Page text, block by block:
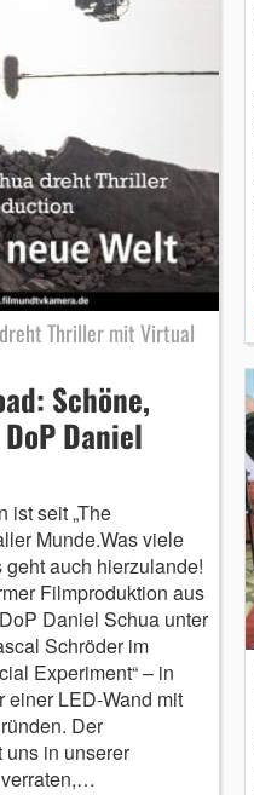
Thriller mit Virtual
Schöne,
Daniel
ist seit „The
Munde.Was viele
auch hierzulande!
Filmproduktion aus
Daniel Schua unter
Schröder im
Experiment“ – in
einer LED-Wand mit
Der
uns in unserer